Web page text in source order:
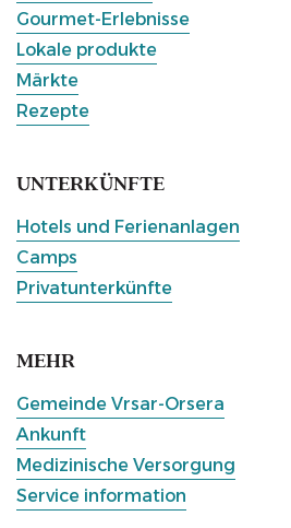
Gourmet-Erlebnisse
Lokale produkte
Märkte
Rezepte
UNTERKÜNFTE
Hotels und Ferienanlagen
Camps
Privatunterkünfte
MEHR
Gemeinde Vrsar-Orsera
Ankunft
Medizinische Versorgung
Service information